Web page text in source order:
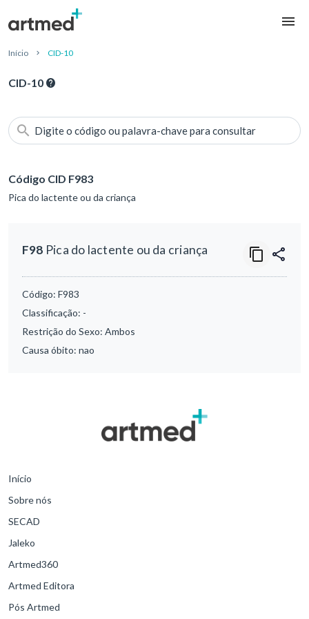
Início CID-10
CID-10
Digite o código ou palavra-chave para consultar
Código CID F983
Pica do lactente ou da criança
F98 Pica do lactente ou da criança
Código: F983
Classificação: -
Restrição do Sexo: Ambos
Causa óbito: nao
Início
Sobre nós
SECAD
Jaleko
Artmed360
Artmed Editora
Pós Artmed